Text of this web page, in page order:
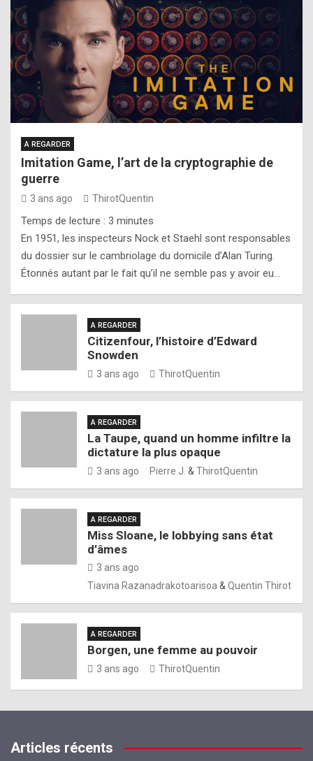
A REGARDER
Imitation Game, l’art de la cryptographie de
guerre
3 ans ago ThirotQuentin
Temps de lecture : 3 minutes
En 1951, les inspecteurs Nock et Staehl sont responsables
du dossier sur le cambriolage du domicile d’Alan Turing.
Étonnés autant par le fait qu’il ne semble pas y avoir eu…
A REGARDER
Citizenfour, l’histoire d’Edward
Snowden
3 ans ago ThirotQuentin
A REGARDER
La Taupe, quand un homme infiltre la
dictature la plus opaque
3 ans ago Pierre J. & ThirotQuentin
A REGARDER
Miss Sloane, le lobbying sans état
d’âmes
3 ans ago
Tiavina Razanadrakotoarisoa & Quentin Thirot
A REGARDER
Borgen, une femme au pouvoir
3 ans ago ThirotQuentin
Articles récents